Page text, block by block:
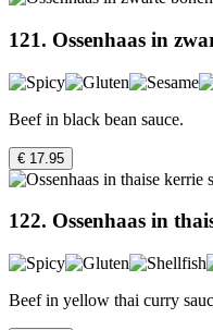
121. Ossenhaas in
Beef in black bean sauce.
€ 17.95
122. Ossenhaas in
Beef in yellow thai curry